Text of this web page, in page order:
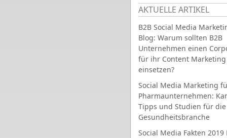
AKTUELLE ARTIKEL
B2B Social Media
Blog: Warum sollten B2B
Unternehmen einen
für ihr Content Marketing
einsetzen?
Social Media Marketing
Pharmaunternehmen:
Tipps und Studien für die
Gesundheitsbranche
Social Media Fakten 2019